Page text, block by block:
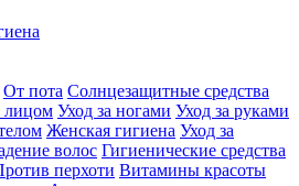
От пота Солнцезащитные средства
лицом Уход за ногами Уход за руками
Женская гигиена Уход за
волос Гигиенические средства
перхоти Витамины красоты